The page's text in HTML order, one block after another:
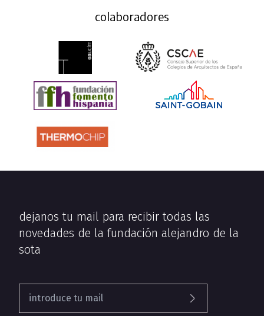
colaboradores
dejanos tu mail para recibir todas las
novedades de la fundación alejandro de la
sota